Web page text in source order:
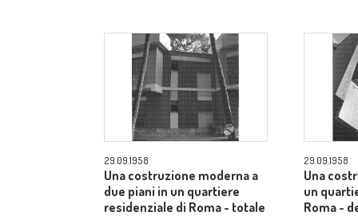
29.09.1958
Una costruzione moderna a
due piani in un quartiere
residenziale di Roma - totale
29.09.1958
Una
un
Roma -